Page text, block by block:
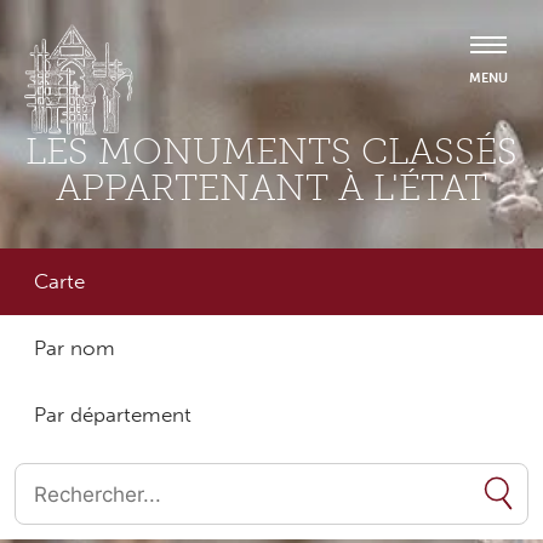
LES MONUMENTS CLASSÉS
APPARTENANT À L'ÉTAT
Carte
Par nom
Par département
Quand les résultats de l'auto-complétion sont disponibles,